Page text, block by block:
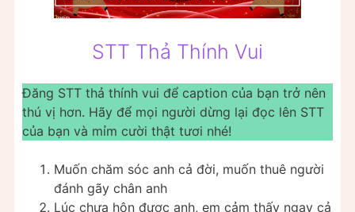
STT Thả Thính Vui
Đăng STT thả thính vui để caption của bạn trở nên
thú vị hơn. Hãy để mọi người dừng lại đọc lên STT
của bạn và mỉm cười thật tươi nhé!
Muốn chăm sóc anh cả đời, muốn thuê người
đánh gãy chân anh
Lúc chưa hôn được anh, em cảm thấy ngay cả